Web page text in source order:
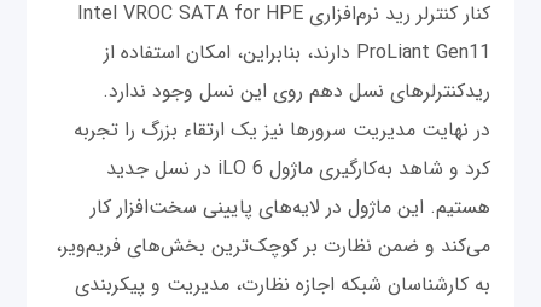
کنار کنترلر رید نرم‌افزاری Intel VROC SATA for HPE
ProLiant Gen11 دارند، بنابراین، امکان استفاده از
ریدکنترلرهای نسل دهم روی این نسل وجود ندارد.
در نهایت مدیریت سرورها نیز یک ارتقاء بزرگ را تجربه
کرد و شاهد به‌کارگیری ماژول iLO 6 در نسل جدید
هستیم. این ماژول در لایه‌های پایینی سخت‌افزار کار
می‌کند و ضمن نظارت بر کوچک‌ترین بخش‌های فریم‌ویر،
به کارشناسان شبکه اجازه نظارت، مدیریت و پیکربندی